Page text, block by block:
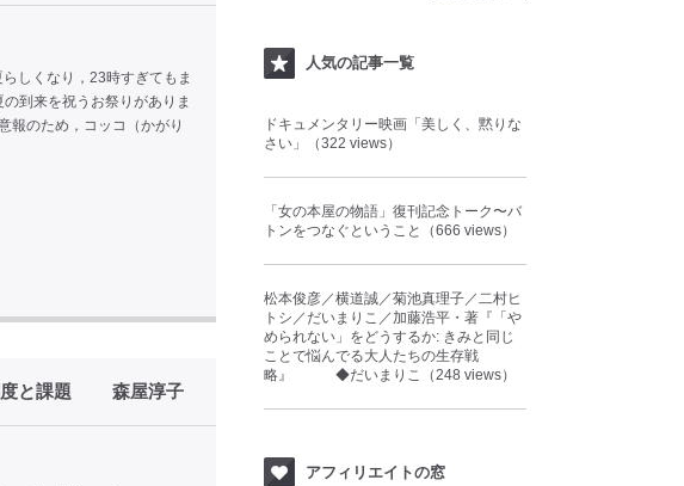
しくなり，23時すぎてもま
到来を祝うお祭りがありま
報のため，コッコ（かがり
度と課題 森屋淳子
人気の記事一覧
ドキュメンタリー映画「美しく、黙りな
さい」（322 views）
「女の本屋の物語」復刊記念トーク〜バ
トンをつなぐということ（666 views）
松本俊彦／横道誠／菊池真理子／二村ヒ
トシ／だいまりこ／加藤浩平・著『「や
められない」をどうするか: きみと同じ
ことで悩んでる大人たちの生存戦
略』 ◆だいまりこ（248 views）
アフィリエイトの窓